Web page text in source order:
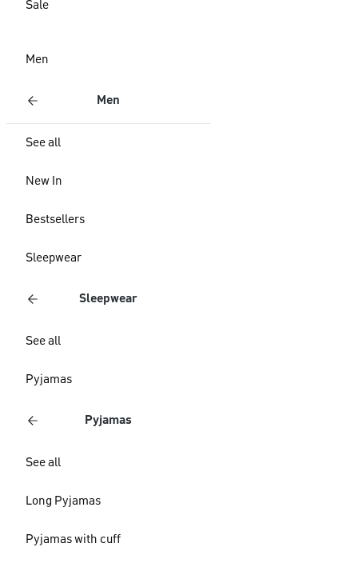
Sale
Men
Men
See all
New In
Bestsellers
Sleepwear
Sleepwear
See all
Pyjamas
Pyjamas
See all
Long Pyjamas
Pyjamas with cuff